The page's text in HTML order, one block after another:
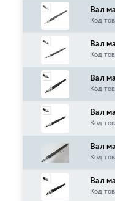
Вал
0/
Код
Вал
0,
Код
Вал
5/
Код
Вал
5/
Код
Вал
0/
Код
Вал
кт
Код